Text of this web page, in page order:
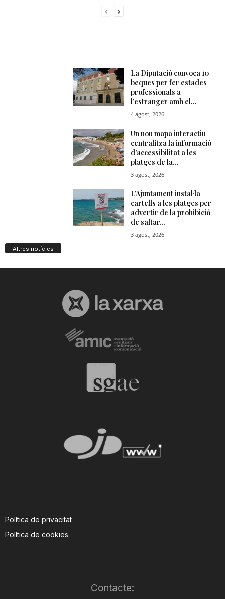
Altres notícies
Política de privacitat
Política de cookies
Contacte: